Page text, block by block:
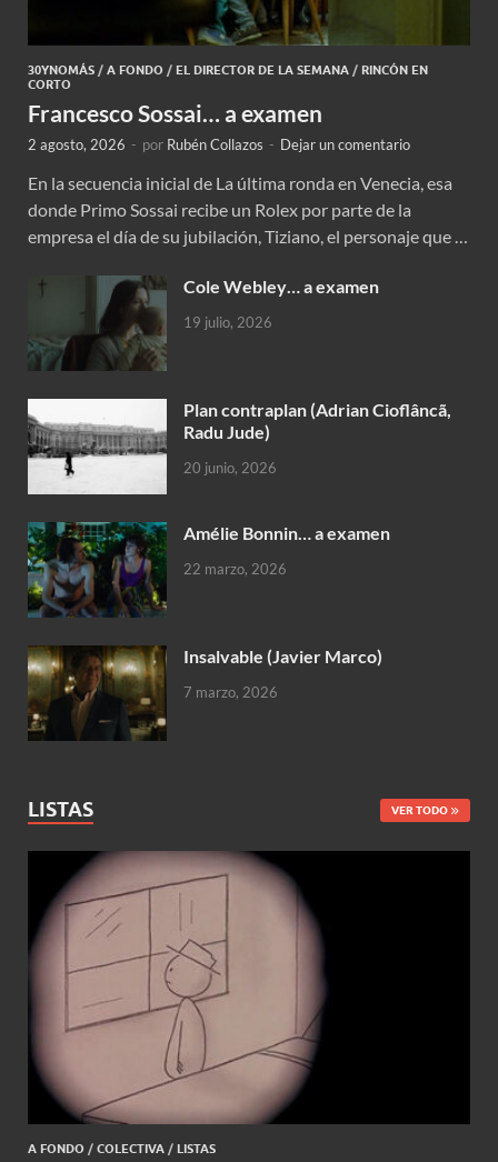
30YNOMÁS / A FONDO / EL DIRECTOR DE LA SEMANA / RINCÓN EN
CORTO
Francesco Sossai… a examen
2 agosto, 2026 - por Rubén Collazos - Dejar un comentario
En la secuencia inicial de La última ronda en Venecia, esa
donde Primo Sossai recibe un Rolex por parte de la
empresa el día de su jubilación, Tiziano, el personaje que …
Cole Webley… a examen
19 julio, 2026
Plan contraplan (Adrian Cioflâncã,
Radu Jude)
20 junio, 2026
Amélie Bonnin… a examen
22 marzo, 2026
Insalvable (Javier Marco)
7 marzo, 2026
LISTAS VER TODO
A FONDO / COLECTIVA / LISTAS